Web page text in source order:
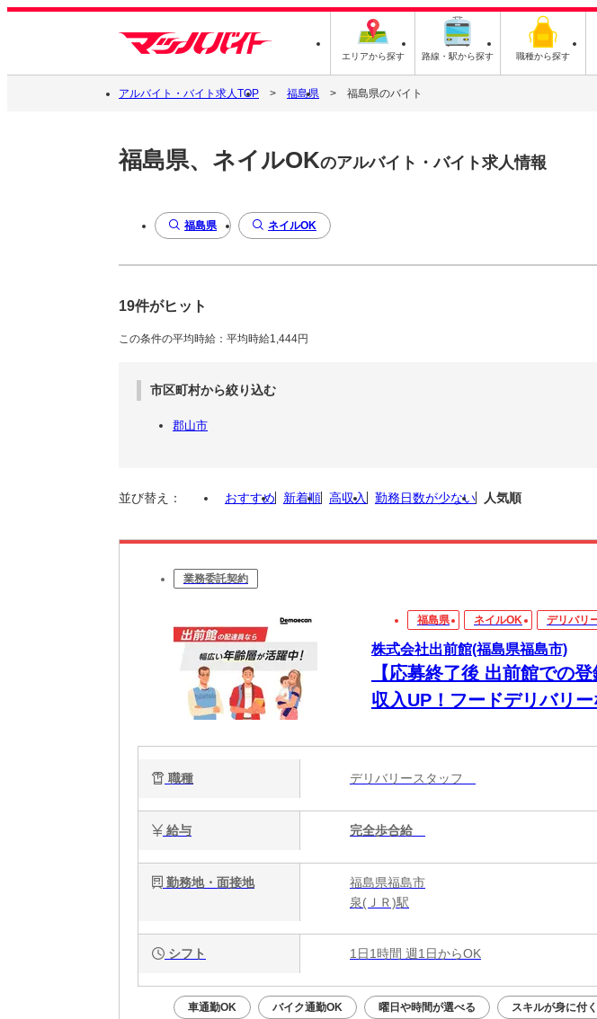
エリアから探す 路線・駅から探す 職種から探す
アルバイト・バイト求人TOP 福島県 福島県のバイト
福島県、ネイルOKのアルバイト・バイト求人情報
福島県 ネイルOK
19件がヒット
この条件の平均時給：平均時給1,444円
市区町村から絞り込む
郡山市
並び替え： おすすめ 新着順 高収入 勤務日数が少ない 人気順
業務委託契約
福島県 ネイルOK デリバリ
株式会社出前館(福島県福島市)
【応募終了後 出前館での
収入UP！フードデリバリー
職種 デリバリースタッフ
給与 完全歩合給
勤務地・面接地
福島県福島市
泉(ＪＲ)駅
シフト 1日1時間 週1日からOK
車通勤OK バイク通勤OK 曜日や時間が選べる スキルが身に付く